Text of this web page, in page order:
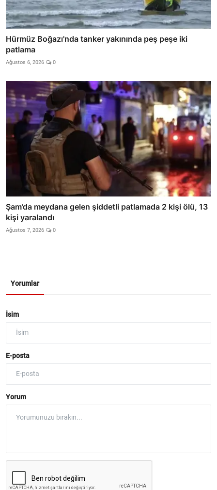
Hürmüz Boğazı'nda tanker yakınında peş peşe iki
patlama
Ağustos 6, 2026 0
Şam’da meydana gelen şiddetli patlamada 2 kişi ölü, 13
kişi yaralandı
Ağustos 7, 2026 0
Yorumlar
İsim
E-posta
Yorum